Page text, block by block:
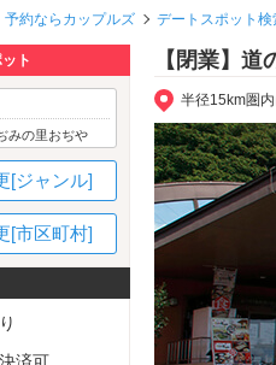
予約ならカップルズ デートスポット検
【閉業】
半径15km圏
ト
みの里おぢや
[ジャンル]
[市区町村]